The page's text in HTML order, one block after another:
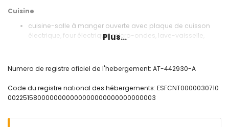
Cuisine
cuisine-salle à manger ouverte avec plaque de cuisson
électrique, four électrique, micro-ondes, lave-vaisselle,
Chambres et salles de bains
2 chambres, chacune avec lit double et ventilateur
2 salles de bains chacune avec lavabo simple, douche et
Extérieur de la villa
Plus...
Numero de registre oficiel de l'hebergement: AT-442930-A
Code du registre national des hébergements: ESFCNT0000030710
0022515800000000000000000000000000003